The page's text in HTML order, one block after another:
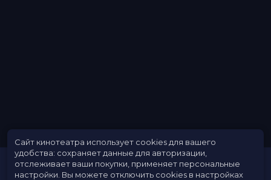
Сайт кинотеатра использует cookies для вашего
удобства: сохраняет данные для авторизации,
отслеживает ваши покупки, применяет персональные
настройки. Вы можете отключить cookies в настройках